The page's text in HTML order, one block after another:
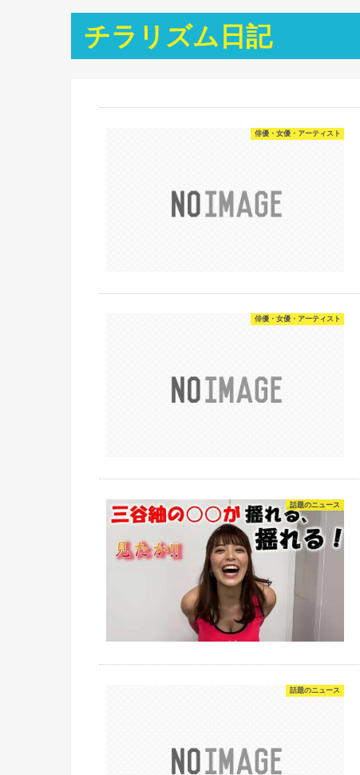
チラリズム日記
俳優・女優・アーティスト
俳優・女優・アーティスト
話題のニュース
話題のニュース